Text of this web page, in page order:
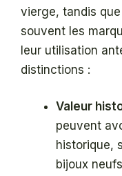
vierge, tandis
souvent les
leur utilisation
distinctions :
Valeur
peuvent
historique,
bijoux